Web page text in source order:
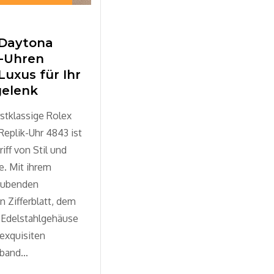
Uhren
für Ihr
Rolex
Uhr 4843 ist
von Stil und
Mit ihrem
Zifferblatt, dem